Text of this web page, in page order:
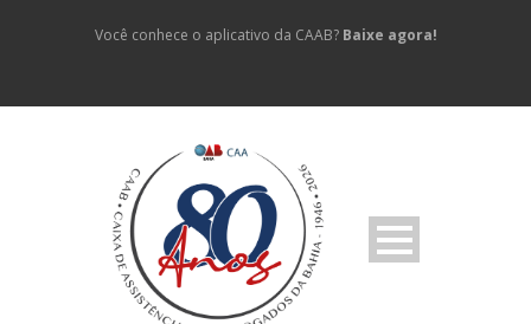
Você conhece o aplicativo da CAAB? Baixe agora!